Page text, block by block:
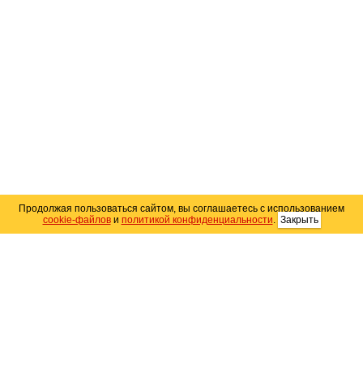
Продолжая пользоваться сайтом, вы соглашаетесь с использованием
cookie-файлови политикой конфиденциальности. Закрыть